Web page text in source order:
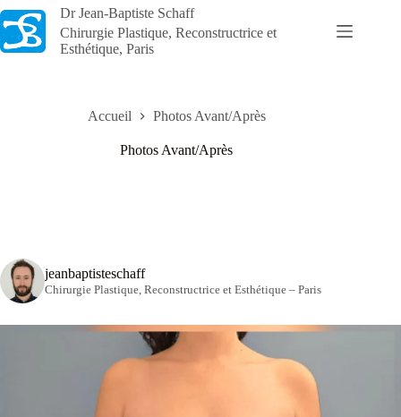
Passer
au
contenu
Dr Jean-Baptiste Schaff
Chirurgie Plastique, Reconstructrice et
Esthétique, Paris
Accueil Photos Avant/Après
Photos Avant/Après
jeanbaptisteschaff
Chirurgie Plastique, Reconstructrice et Esthétique – Paris